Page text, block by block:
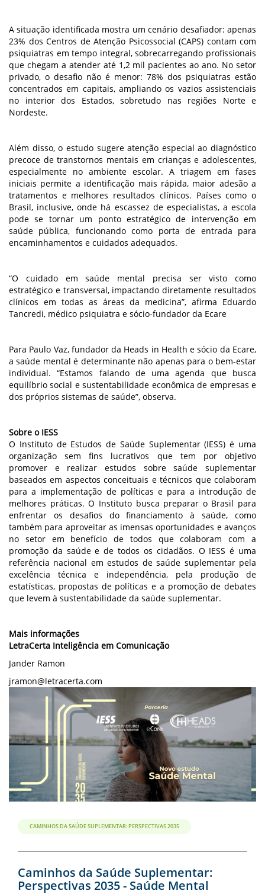
A situação identificada mostra um cenário desafiador: apenas
23% dos Centros de Atenção Psicossocial (CAPS) contam com
psiquiatras em tempo integral, sobrecarregando profissionais
que chegam a atender até 1,2 mil pacientes ao ano. No setor
privado, o desafio não é menor: 78% dos psiquiatras estão
concentrados em capitais, ampliando os vazios assistenciais
no interior dos Estados, sobretudo nas regiões Norte e
Nordeste.
Além disso, o estudo sugere atenção especial ao diagnóstico
precoce de transtornos mentais em crianças e adolescentes,
especialmente no ambiente escolar. A triagem em fases
iniciais permite a identificação mais rápida, maior adesão a
tratamentos e melhores resultados clínicos. Países como o
Brasil, inclusive, onde há escassez de especialistas, a escola
pode se tornar um ponto estratégico de intervenção em
saúde pública, funcionando como porta de entrada para
encaminhamentos e cuidados adequados.
“O cuidado em saúde mental precisa ser visto como
estratégico e transversal, impactando diretamente resultados
clínicos em todas as áreas da medicina”, afirma Eduardo
Tancredi, médico psiquiatra e sócio-fundador da Ecare
Para Paulo Vaz, fundador da Heads in Health e sócio da Ecare,
a saúde mental é determinante não apenas para o bem-estar
individual. “Estamos falando de uma agenda que busca
equilíbrio social e sustentabilidade econômica de empresas e
dos próprios sistemas de saúde”, observa.
Sobre o IESS
O Instituto de Estudos de Saúde Suplementar (IESS) é uma
organização sem fins lucrativos que tem por objetivo
promover e realizar estudos sobre saúde suplementar
baseados em aspectos conceituais e técnicos que colaboram
para a implementação de políticas e para a introdução de
melhores práticas. O Instituto busca preparar o Brasil para
enfrentar os desafios do financiamento à saúde, como
também para aproveitar as imensas oportunidades e avanços
no setor em benefício de todos que colaboram com a
promoção da saúde e de todos os cidadãos. O IESS é uma
referência nacional em estudos de saúde suplementar pela
excelência técnica e independência, pela produção de
estatísticas, propostas de políticas e a promoção de debates
que levem à sustentabilidade da saúde suplementar.
Mais informações
LetraCerta Inteligência em Comunicação
Jander Ramon
jramon@letracerta.com
CAMINHOS DA SAÚDE SUPLEMENTAR: PERSPECTIVAS 2035
Caminhos da Saúde Suplementar:
Perspectivas 2035 - Saúde Mental